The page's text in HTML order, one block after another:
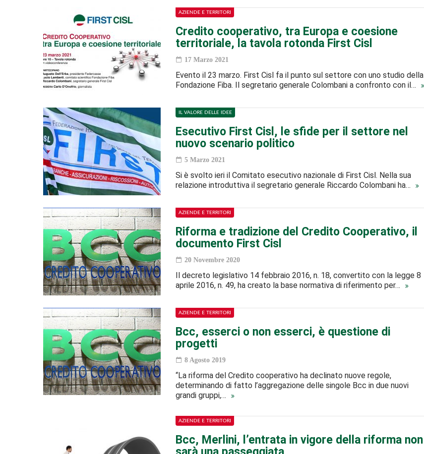
AZIENDE E TERRITORI
Credito cooperativo, tra Europa e coesione
territoriale, la tavola rotonda First Cisl
17 Marzo 2021
Evento il 23 marzo. First Cisl fa il punto sul settore con uno studio della
Fondazione Fiba. Il segretario generale Colombani a confronto con il…
IL VALORE DELLE IDEE
Esecutivo First Cisl, le sfide per il settore nel
nuovo scenario politico
5 Marzo 2021
Si è svolto ieri il Comitato esecutivo nazionale di First Cisl. Nella sua
relazione introduttiva il segretario generale Riccardo Colombani ha…
AZIENDE E TERRITORI
Riforma e tradizione del Credito Cooperativo, il
documento First Cisl
20 Novembre 2020
Il decreto legislativo 14 febbraio 2016, n. 18, convertito con la legge 8
aprile 2016, n. 49, ha creato la base normativa di riferimento per…
AZIENDE E TERRITORI
Bcc, esserci o non esserci, è questione di
progetti
8 Agosto 2019
“La riforma del Credito cooperativo ha declinato nuove regole,
determinando di fatto l’aggregazione delle singole Bcc in due nuovi
grandi gruppi,…
AZIENDE E TERRITORI
Bcc, Merlini, l’entrata in vigore della riforma non